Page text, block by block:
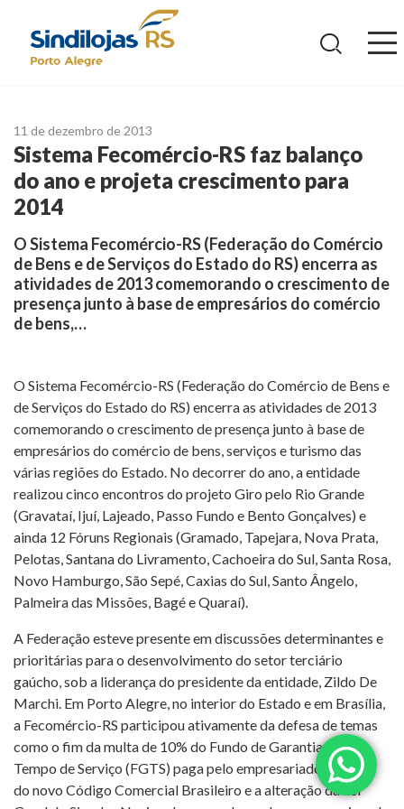
11 de dezembro de 2013
Sistema Fecomércio-RS faz balanço
do ano e projeta crescimento para
2014
O Sistema Fecomércio-RS (Federação do Comércio
de Bens e de Serviços do Estado do RS) encerra as
atividades de 2013 comemorando o crescimento de
presença junto à base de empresários do comércio
de bens,…
O Sistema Fecomércio-RS (Federação do Comércio de Bens e
de Serviços do Estado do RS) encerra as atividades de 2013
comemorando o crescimento de presença junto à base de
empresários do comércio de bens, serviços e turismo das
várias regiões do Estado. No decorrer do ano, a entidade
realizou cinco encontros do projeto Giro pelo Rio Grande
(Gravataí, Ijuí, Lajeado, Passo Fundo e Bento Gonçalves) e
ainda 12 Fóruns Regionais (Gramado, Tapejara, Nova Prata,
Pelotas, Santana do Livramento, Cachoeira do Sul, Santa Rosa,
Novo Hamburgo, São Sepé, Caxias do Sul, Santo Ângelo,
Palmeira das Missões, Bagé e Quaraí).
A Federação esteve presente em discussões determinantes e
prioritárias para o desenvolvimento do setor terciário
gaúcho, sob a liderança do presidente da entidade, Zildo De
Marchi. Em Porto Alegre, no interior do Estado e em Brasília,
a Fecomércio-RS participou ativamente da defesa de temas
como o fim da multa de 10% do Fundo de Garantia por
Tempo de Serviço (FGTS) paga pelo empresariado, criação
do novo Código Comercial Brasileiro e a alteração da Lei